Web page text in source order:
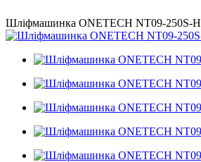
Шліфмашинка ONETECH NT09-250S-H